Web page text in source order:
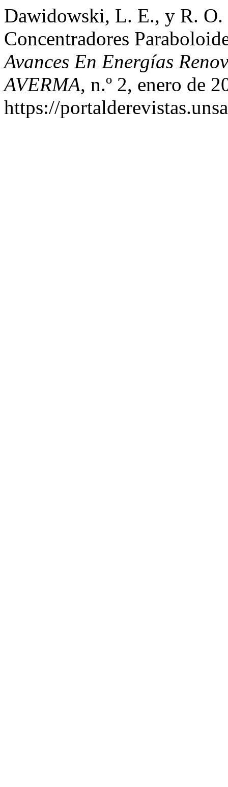
Dawidowski, L. E., y R.
Concentradores
Avances En Energías
AVERMA, n.º 2, enero de
https://